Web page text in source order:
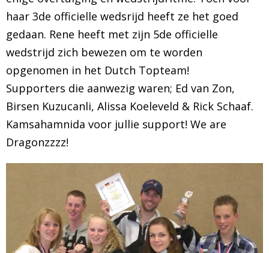
haar 3de officielle wedsrijd heeft ze het goed
gedaan. Rene heeft met zijn 5de officielle
wedstrijd zich bewezen om te worden
opgenomen in het Dutch Topteam!
Supporters die aanwezig waren; Ed van Zon,
Birsen Kuzucanli, Alissa Koeleveld & Rick Schaaf.
Kamsahamnida voor jullie support! We are
Dragonzzzz!